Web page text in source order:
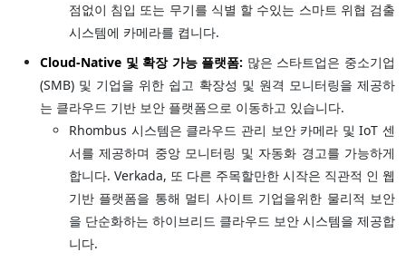
점없이 침입 또는 무기를 식별 할 수있는 스마트 위협 검출
시스템에 카메라를 켭니다.
Cloud-Native 및 확장 가능 플랫폼: 많은 스타트업은 중소기업
(SMB) 및 기업을 위한 쉽고 확장성 및 원격 모니터링을 제공하
는 클라우드 기반 보안 플랫폼으로 이동하고 있습니다.
Rhombus 시스템은 클라우드 관리 보안 카메라 및 IoT 센
서를 제공하며 중앙 모니터링 및 자동화 경고를 가능하게
합니다. Verkada, 또 다른 주목할만한 시작은 직관적 인 웹
기반 플랫폼을 통해 멀티 사이트 기업을위한 물리적 보안
을 단순화하는 하이브리드 클라우드 보안 시스템을 제공합
니다.